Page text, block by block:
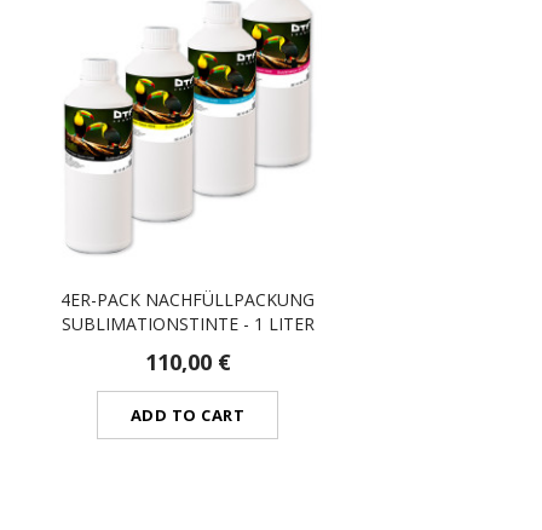
4ER-PACK NACHFÜLLPACKUNG
SUBLIMATIONSTINTE - 1 LITER
110,00 €
ADD TO CART